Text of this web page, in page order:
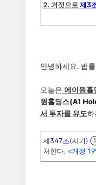
2. 거짓으로 제3
안녕하세요. 법
오늘은 에이원
원홀딩스(A1
서 투자를 유도하
제347조(사기) ①
처한다. <개정